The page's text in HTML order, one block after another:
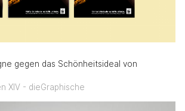
gegen das Schönheitsideal von
XIV - dieGraphische